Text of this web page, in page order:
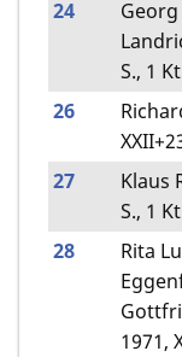
24
S., 1
26
27
Klaus
S., 1
28
Rita
1971,